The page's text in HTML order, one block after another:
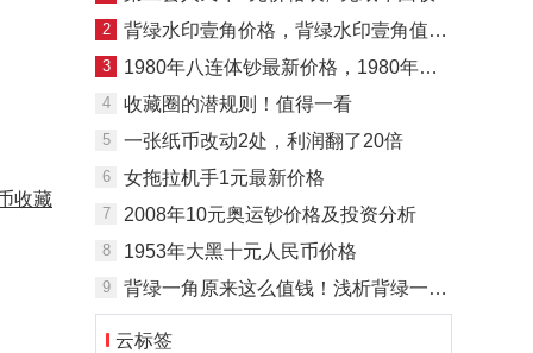
收藏
2 背绿水印壹角价格，背绿水印壹角值多少钱？
3 1980年八连体钞最新价格，1980年八连体钞值多少钱？
4 收藏圈的潜规则！值得一看
5 一张纸币改动2处，利润翻了20倍
6 女拖拉机手1元最新价格
7 2008年10元奥运钞价格及投资分析
8 1953年大黑十元人民币价格
9 背绿一角原来这么值钱！浅析背绿一角的发展前景
云标签